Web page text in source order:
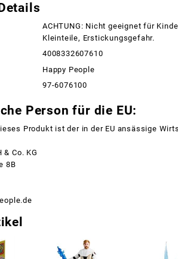
ACHTUNG: Nicht geeignet für
Kleinteile, Erstickungsgefahr.
4008332607610
Happy People
97-6076100
Person für die EU:
Produkt ist der in der EU ansässige
& Co. KG
8B